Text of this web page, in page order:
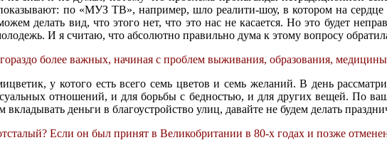
по «МУЗ ТВ», например, шло реалити-шоу, в котором на
делать вид, что этого нет, что это нас не касается. Но это будет
И я считаю, что абсолютно правильно дума к этому вопросу
более важных, начиная с проблем выживания, образования,
у котого есть всего семь цветов и семь желаний. В день
отношений, и для борьбы с бедностью, и для других вещей. По
вкладывать деньги в благоустройство улиц, давайте не будем делать
Если он был принят в Великобритании в 80-х годах и позже